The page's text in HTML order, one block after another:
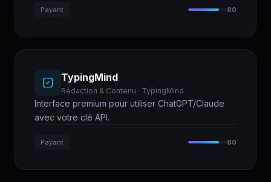
Payant 80
TypingMind
Rédaction & Contenu · TypingMind
Interface premium pour utiliser ChatGPT/Claude
avec votre clé API.
Payant 80